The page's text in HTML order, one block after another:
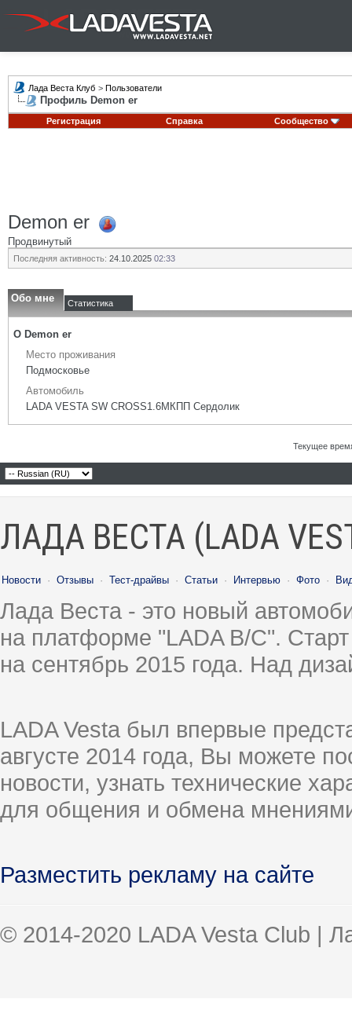
Лада Веста Клуб > Пользователи
Профиль Demon er
Регистрация Справка Сообщество
Demon er
Продвинутый
Последняя активность: 24.10.2025 02:33
Обо мне Статистика
О Demon er
Место проживания
Подмосковье
Автомобиль
LADA VESTA SW CROSS1.6МКПП Сердолик
Текущее
ЛАДА ВЕСТА (LADA
Новости · Отзывы · Тест-драйвы · Статьи · Интервью · Фото ·
Лада Веста - это новый
на платформе "LADA B/C".
на сентябрь 2015 года. Над
LADA Vesta был впервые
августе 2014 года, Вы можете
новости, узнать технические
для общения и обмена
Разместить рекламу на сайте
© 2014-2020 LADA Vesta Club |